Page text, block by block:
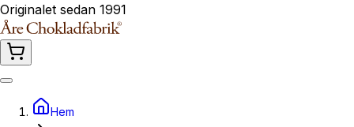
Originalet sedan 1991
Hem